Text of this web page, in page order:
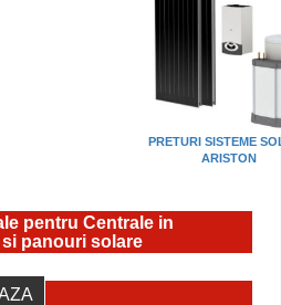
PRETURI SISTEME
ARISTON
pentru Centrale in
panouri solare